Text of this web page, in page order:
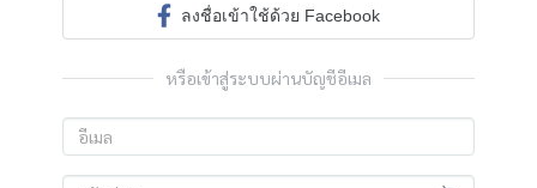
ลงชื่อเข้าใช้ด้วย Facebook
หรือเข้าสู่ระบบผ่านบัญชีอีเมล